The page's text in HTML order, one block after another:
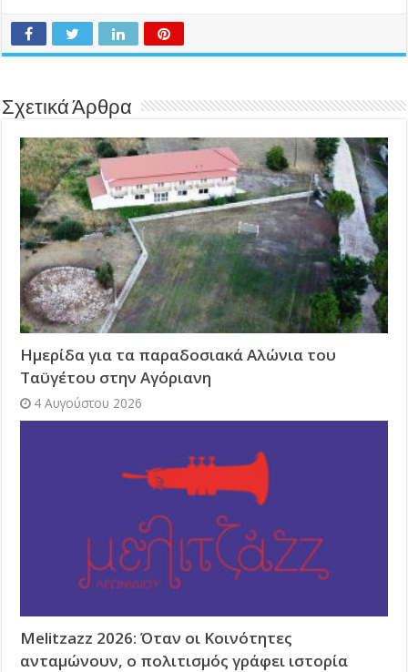
Σχετικά Άρθρα
Ημερίδα για τα παραδοσιακά Αλώνια του
Ταϋγέτου στην Αγόριανη
4 Αυγούστου 2026
Melitzazz 2026: Όταν οι Κοινότητες
ανταμώνουν, ο πολιτισμός γράφει ιστορία